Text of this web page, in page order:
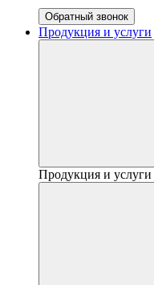
Обратный звонок
Продукция и услуги
Продукция и услуги